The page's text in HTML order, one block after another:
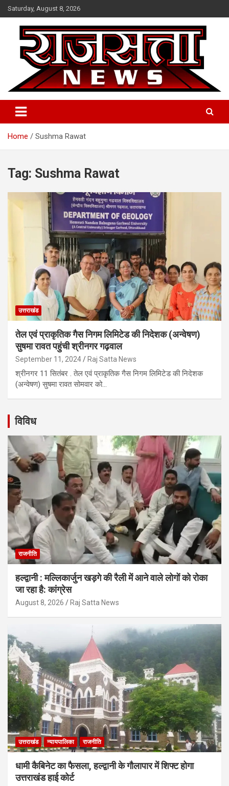
Skip
to
content
Saturday, August 8, 2026
Raj Satta News
Home Sushma Rawat
Tag: Sushma Rawat
उत्तराखंड
तेल एवं प्राकृतिक गैस निगम लिमिटेड की निदेशक (अन्वेषण)
सुषमा रावत पहुंची श्रीनगर गढ़वाल
September 11, 2024 Raj Satta News
श्रीनगर 11 सितंबर . तेल एवं प्राकृतिक गैस निगम लिमिटेड की निदेशक
(अन्वेषण) सुषमा रावत सोमवार को…
विविध
राजनीति
हल्द्वानी : मल्लिकार्जुन खड़गे की रैली में आने वाले लोगों को रोका
जा रहा है: कांग्रेस
August 8, 2026 Raj Satta News
उत्तराखंड न्यायपालिका राजनीति
धामी कैबिनेट का फैसला, हल्द्वानी के गौलापार में शिफ्ट होगा
उत्तराखंड हाई कोर्ट